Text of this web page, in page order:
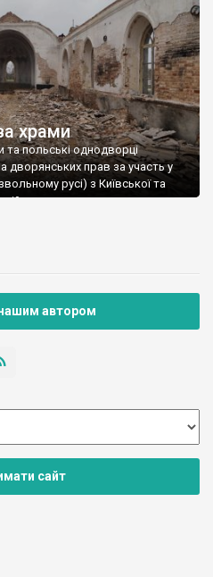
храми
та польські однодворці
дворянських прав за участь у
русі) з Київської та
переселились у
автором
сайт